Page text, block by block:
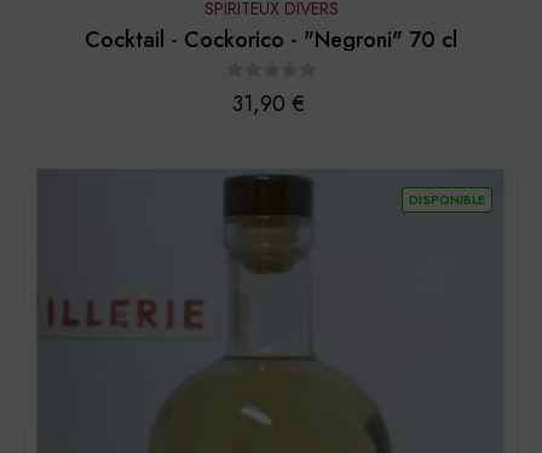
SPIRITEUX DIVERS
Cocktail - Cockorico - "Negroni" 70 cl
Prix
31,90 €
DISPONIBLE